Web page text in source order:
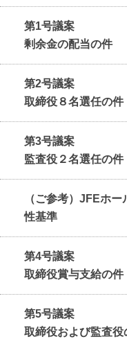
第1号議案
剰余金の配当の件
第2号議案
取締役８名選任の件
第3号議案
監査役２名選任の件
（ご参考）JFEホ
性基準
第4号議案
取締役賞与支給の件
第5号議案
取締役および監査